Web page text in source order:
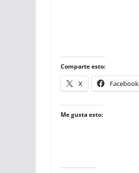
Comparte esto:
X Facebook
Me gusta esto: